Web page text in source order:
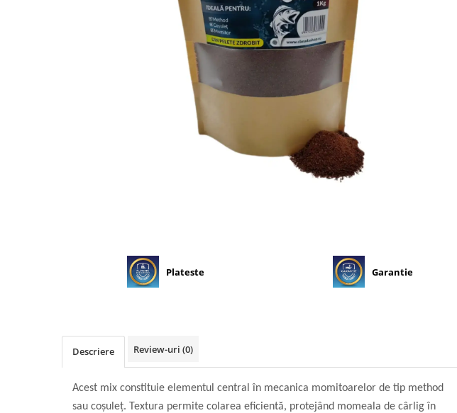
Plateste Garantie
Descriere Review-uri (0)
Acest mix constituie elementul central în mecanica momitoarelor de tip method
sau coșuleț. Textura permite colarea eficientă, protejând momeala de cârlig în